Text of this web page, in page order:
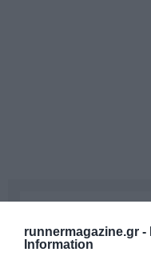
runnermagazine.gr -
Information